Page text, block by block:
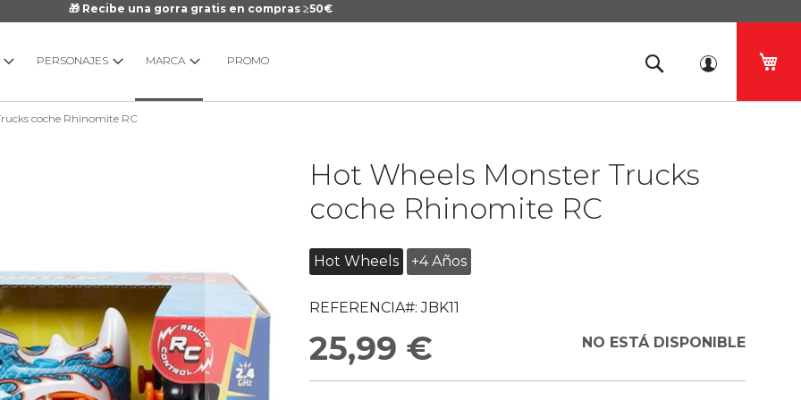
🎁 Recibe una gorra gratis en compras ≥50€
PERSONAJES MARCA PROMO
coche Rhinomite RC
Hot Wheels Monster Trucks
coche Rhinomite RC
Hot Wheels +4 Años
REFERENCIA#: JBK11
25,99 € NO ESTÁ DISPONIBLE
galería
imágenes